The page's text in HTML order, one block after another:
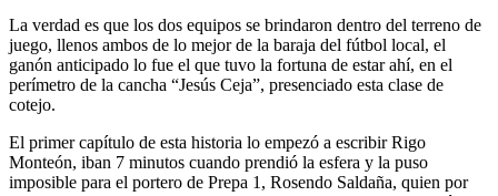
La verdad es que los dos equipos se brindaron dentro del terreno de
juego, llenos ambos de lo mejor de la baraja del fútbol local, el
ganón anticipado lo fue el que tuvo la fortuna de estar ahí, en el
perímetro de la cancha “Jesús Ceja”, presenciado esta clase de
cotejo.
El primer capítulo de esta historia lo empezó a escribir Rigo
Monteón, iban 7 minutos cuando prendió la esfera y la puso
imposible para el portero de Prepa 1, Rosendo Saldaña, quien por